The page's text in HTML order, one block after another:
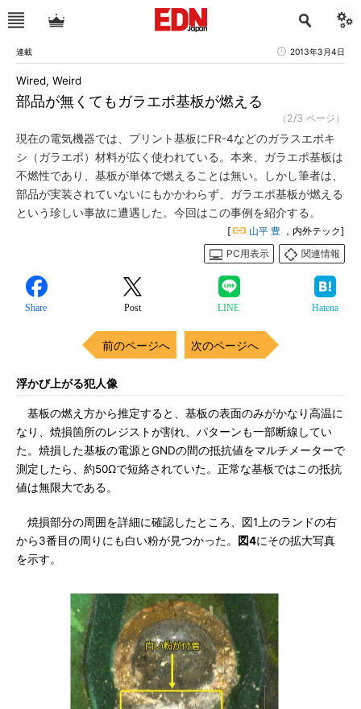
連載 2013年3月4日
部品が無くてもガラエポ基板が燃える
Wired, Weird
（2/3 ページ）
現在の電気機器では、プリント基板にFR-4などのガラスエポキ
シ（ガラエポ）材料が広く使われている。本来、ガラエポ基板は
不燃性であり、基板が単体で燃えることは無い。しかし筆者は、
部品が実装されていないにもかかわらず、ガラエポ基板が燃える
という珍しい事故に遭遇した。今回はこの事例を紹介する。
[ 山平 豊 ，内外テック]
PC用表示
関連情報
Share Post LINE Hatena
前のページへ 次のページへ
浮かび上がる犯人像
基板の燃え方から推定すると、基板の表面のみがかなり高温に
なり、焼損箇所のレジストが割れ、パターンも一部断線してい
た。焼損した基板の電源とGNDの間の抵抗値をマルチメーターで
測定したら、約50Ωで短絡されていた。正常な基板ではこの抵抗
値は無限大である。
焼損部分の周囲を詳細に確認したところ、図1上のランドの右
から3番目の周りにも白い粉が見つかった。
図4にその拡大写真
を示す。